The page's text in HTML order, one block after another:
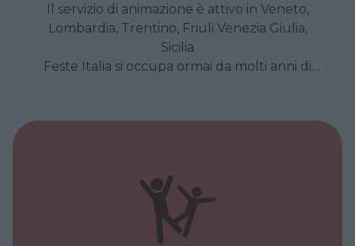
Il servizio di animazione è attivo in Veneto,
Lombardia, Trentino, Friuli Venezia Giulia,
Sicilia
Feste Italia si occupa ormai da molti anni di
battesimi matrimonio a qualsiasi cerimonia.
grado di intrattenere i piccoli con truccabimbi,
palloncini scultura, giochi e musica, magia,
caricature, spettacoli di marionette, bolle di
sapone e tanto altro ancora!